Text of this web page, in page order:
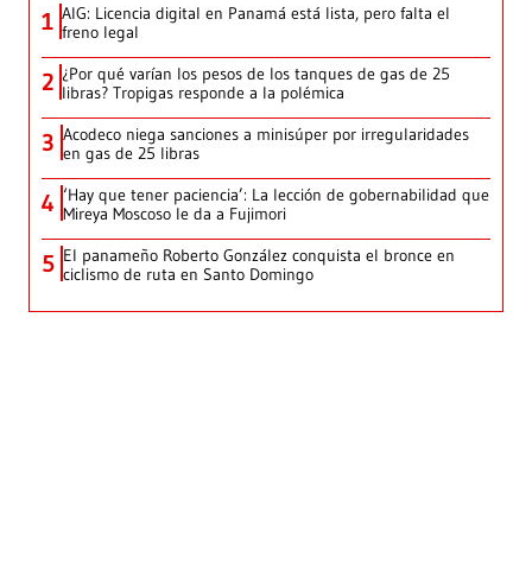
1 AIG: Licencia digital en Panamá está lista, pero falta el
freno legal
2 ¿Por qué varían los pesos de los tanques de gas de 25
libras? Tropigas responde a la polémica
3 Acodeco niega sanciones a minisúper por irregularidades
en gas de 25 libras
4 ‘Hay que tener paciencia’: La lección de gobernabilidad que
Mireya Moscoso le da a Fujimori
5 El panameño Roberto González conquista el bronce en
ciclismo de ruta en Santo Domingo